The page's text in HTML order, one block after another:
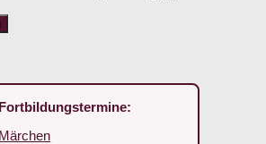
Fortbildungstermine: